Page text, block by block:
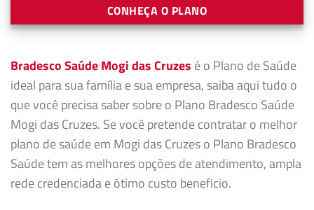
CONHEÇA O PLANO
Bradesco Saúde Mogi das Cruzes é o Plano de Saúde
ideal para sua família e sua empresa, saiba aqui tudo o
que você precisa saber sobre o Plano Bradesco Saúde
Mogi das Cruzes. Se você pretende contratar o melhor
plano de saúde em Mogi das Cruzes o Plano Bradesco
Saúde tem as melhores opções de atendimento, ampla
rede credenciada e ótimo custo beneficio.